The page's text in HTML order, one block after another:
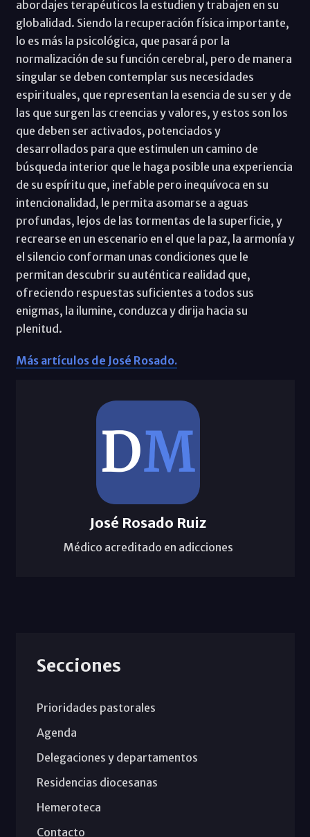
abordajes terapéuticos la estudien y trabajen en su
globalidad. Siendo la recuperación física importante,
lo es más la psicológica, que pasará por la
normalización de su función cerebral, pero de manera
singular se deben contemplar sus necesidades
espirituales, que representan la esencia de su ser y de
las que surgen las creencias y valores, y estos son los
que deben ser activados, potenciados y
desarrollados para que estimulen un camino de
búsqueda interior que le haga posible una experiencia
de su espíritu que, inefable pero inequívoca en su
intencionalidad, le permita asomarse a aguas
profundas, lejos de las tormentas de la superficie, y
recrearse en un escenario en el que la paz, la armonía y
el silencio conforman unas condiciones que le
permitan descubrir su auténtica realidad que,
ofreciendo respuestas suficientes a todos sus
enigmas, la ilumine, conduzca y dirija hacia su
plenitud.
Más artículos de José Rosado.
José Rosado Ruiz
Médico acreditado en adicciones
Secciones
Prioridades pastorales
Agenda
Delegaciones y departamentos
Residencias diocesanas
Hemeroteca
Contacto